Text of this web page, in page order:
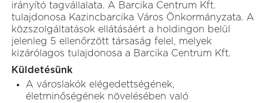
irányító tagvállalata. A Barcika Centrum Kft.
tulajdonosa Kazincbarcika Város Önkormányzata. A
közszolgáltatások ellátásáért a holdingon belül
jelenleg 5 ellenőrzött társaság felel, melyek
kizárólagos tulajdonosa a Barcika Centrum Kft.
Küldetésünk
A városlakók elégedettségének,
életminőségének növelésében való